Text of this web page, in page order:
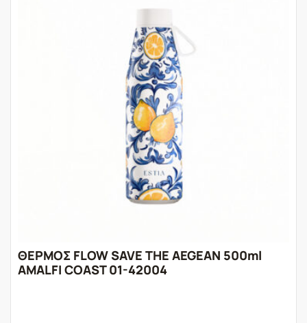
ΘΕΡΜΟΣ FLOW SAVE THE AEGEAN 500ml
AMALFI COAST 01-42004